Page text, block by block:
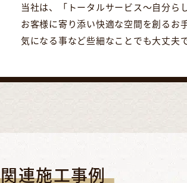
当社は、「トータルサービス～自分ら
お客様に寄り添い快適な空間を創る
気になる事など些細なことでも大丈夫
関連施工事例